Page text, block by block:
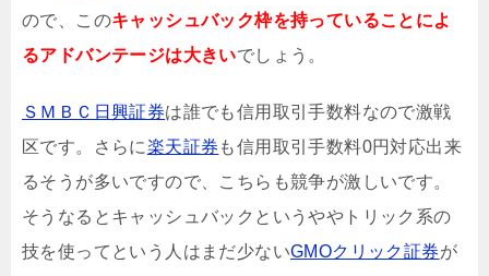
ので、このキャッシュバック枠を持っていることによ
るアドバンテージは大きいでしょう。
ＳＭＢＣ日興証券は誰でも信用取引手数料なので激戦
区です。さらに楽天証券 も信用取引手数料0円対応出来
るそうが多いですので、こちらも競争が激しいです。
そうなるとキャッシュバックというややトリック系の
技を使ってという人はまだ少ないGMOクリック証券が